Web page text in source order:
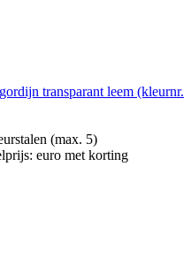
transparant leem (kleurnr.
(max. 5)
euro met korting